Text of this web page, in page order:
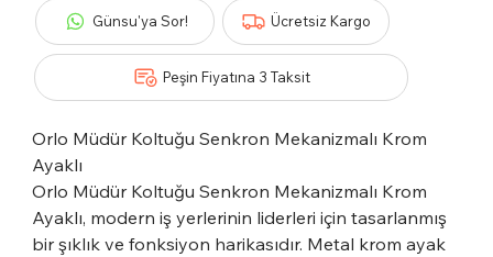
Günsu'ya Sor!
Peşin Fiyatına 3 Taksit
Ücretsiz Kargo
Orlo Müdür Koltuğu Senkron Mekanizmalı Krom
Ayaklı
Orlo Müdür Koltuğu Senkron Mekanizmalı Krom
Ayaklı, modern iş yerlerinin liderleri için tasarlanmış
bir şıklık ve fonksiyon harikasıdır. Metal krom ayak